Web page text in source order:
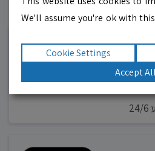
גם? לחצו כאן
לדף העסק
We'll assume you're ok with
Cookie Settings
Accept All